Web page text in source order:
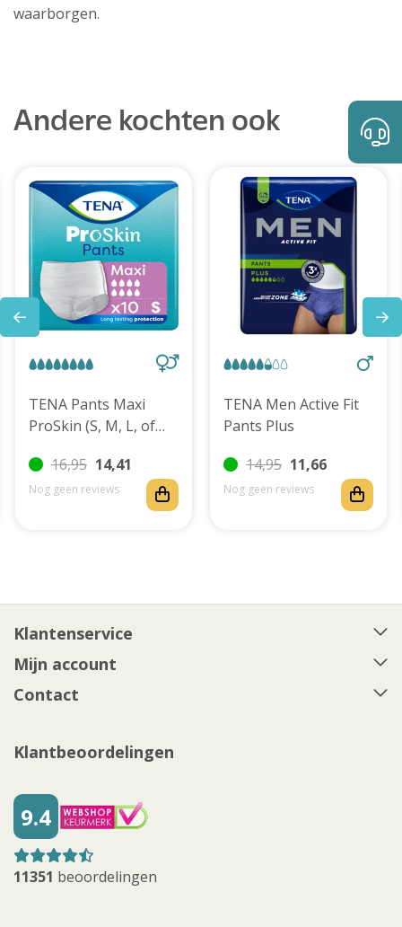
waarborgen.
Andere kochten ook
TENA Pants Maxi
ProSkin (S, M, L, of
16,95 14,41
Nog geen reviews
TENA Men Active Fit
Pants Plus
14,95 11,66
Nog geen reviews
Klantenservice
Mijn account
Contact
Klantbeoordelingen
9.4
11351 beoordelingen